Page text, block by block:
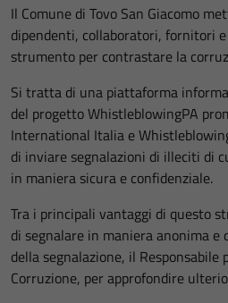
Il Comune di Tovo San Giacomo
dipendenti, collaboratori, fornitori
strumento per contrastare la
Si tratta di una piattaforma
del progetto WhistleblowingPA
International Italia e
di inviare segnalazioni di illeciti di
in maniera sicura e confidenziale.
Tra i principali vantaggi di questo
di segnalare in maniera anonima
della segnalazione, il Responsabile
Corruzione, per approfondire